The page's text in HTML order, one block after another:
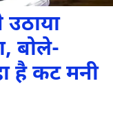
उठाया
बोले-
है कट मनी